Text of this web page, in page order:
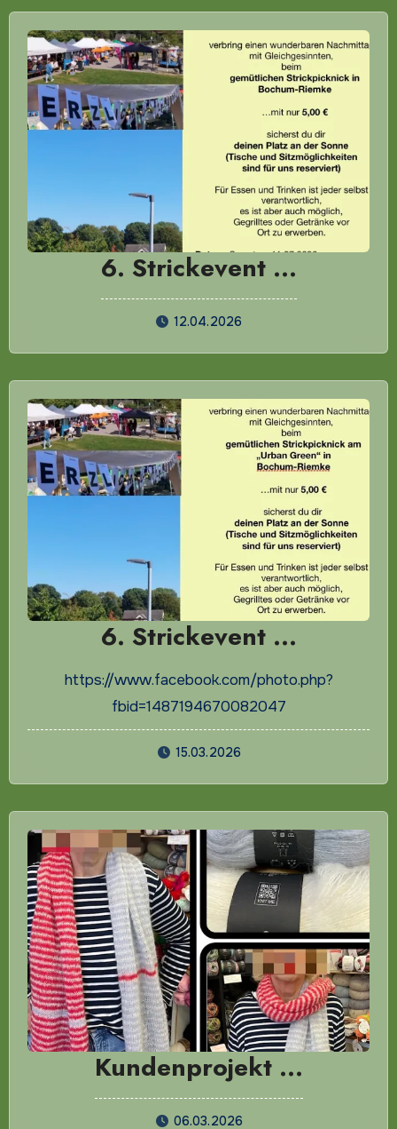
6. Strickevent …
12.04.2026
6. Strickevent …
https://www.facebook.com/photo.php?
fbid=1487194670082047
15.03.2026
Kundenprojekt …
06.03.2026